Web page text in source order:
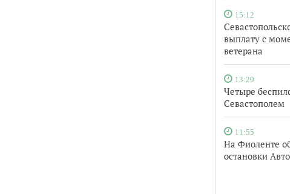
15:12
выплату с
ветерана
13:29
Четыре
Севастополем
11:55
На Фиоленте
остановки